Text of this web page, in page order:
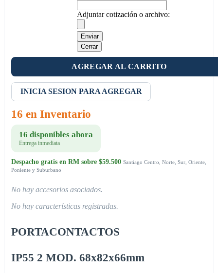
Adjuntar cotización o archivo:
Enviar
Cerrar
AGREGAR AL CARRITO
INICIA SESION PARA AGREGAR
16 en Inventario
16 disponibles ahora
Entrega inmediata
Despacho gratis en RM sobre $59.500 Santiago Centro, Norte, Sur, Oriente,
Poniente y Suburbano
No hay accesorios asociados.
No hay características registradas.
PORTACONTACTOS
IP55 2 MOD. 68x82x66mm